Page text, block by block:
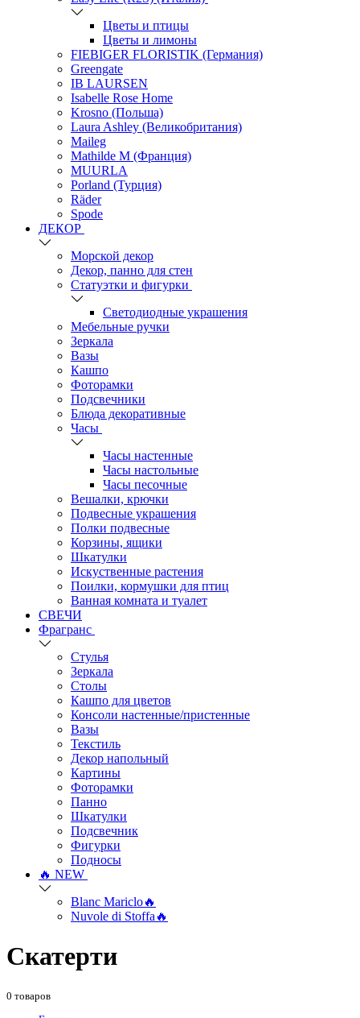
Цветы и птицы
Цветы и лимоны
FIEBIGER FLORISTIK (Германия)
Greengate
IB LAURSEN
Isabelle Rose Home
Krosno (Польша)
Laura Ashley (Великобритания)
Maileg
Mathilde M (Франция)
MUURLA
Porland (Турция)
Räder
Spode
ДЕКОР
Морской декор
Декор, панно для стен
Статуэтки и фигурки
Светодиодные украшения
Мебельные ручки
Зеркала
Вазы
Кашпо
Фоторамки
Подсвечники
Блюда декоративные
Часы
Часы настенные
Часы настольные
Часы песочные
Вешалки, крючки
Подвесные украшения
Полки подвесные
Корзины, ящики
Шкатулки
Искуственные растения
Поилки, кормушки для птиц
Ванная комната и туалет
СВЕЧИ
Фрагранс
Стулья
Зеркала
Столы
Кашпо для цветов
Консоли настенные/пристенные
Вазы
Текстиль
Декор напольный
Картины
Фоторамки
Панно
Шкатулки
Подсвечник
Фигурки
Подносы
🔥 NEW
Blanc Mariclo🔥
Nuvole di Stoffa🔥
Скатерти
0 товаров